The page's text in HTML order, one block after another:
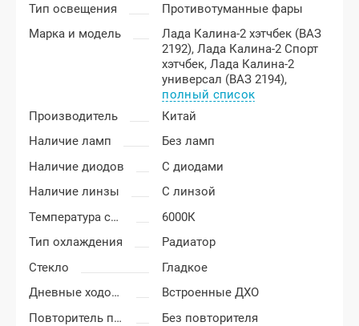
Тип освещения
Противотуманные фары
Марка и модель
Лада Калина-2 хэтчбек (ВАЗ
2192),Лада Калина-2 Спорт
хэтчбек,Лада Калина-2
универсал (ВАЗ 2194),
полный список
Производитель
Китай
Наличие ламп
Без ламп
Наличие диодов
С диодами
Наличие линзы
С линзой
Температура света
6000К
Тип охлаждения
Радиатор
Стекло
Гладкое
Дневные ходовые огни
Встроенные ДХО
Повторитель поворота
Без повторителя